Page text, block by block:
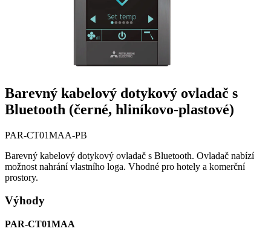
Barevný kabelový dotykový ovladač s
Bluetooth (černé, hliníkovo-plastové)
PAR-CT01MAA-PB
Barevný kabelový dotykový ovladač s Bluetooth. Ovladač nabízí
možnost nahrání vlastního loga. Vhodné pro hotely a komerční
prostory.
Výhody
PAR-CT01MAA